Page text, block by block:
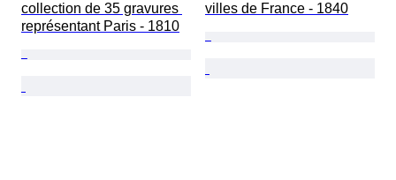
collection de 35 gravures
représentant Paris - 1810
villes de France - 1840